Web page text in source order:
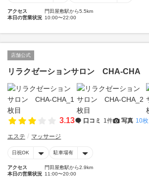
アクセス
門田屋敷駅から5.5km
本日の営業状況 10:00〜22:00
店舗公式
リラクゼーションサロン CHA-CHA
3.13 口コミ 1件 写真 10枚
エステ マッサージ
日祝OK 駐車場有
アクセス
門田屋敷駅から2.9km
本日の営業状況 11:00〜20:00